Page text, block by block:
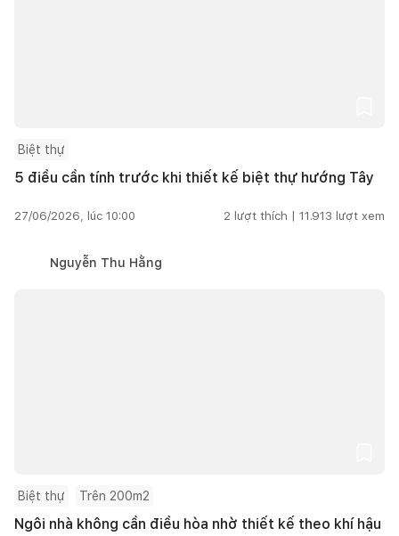
Biệt thự
5 điều cần tính trước khi thiết kế biệt thự hướng Tây
27/06/2026, lúc 10:00 2 lượt thích | 11.913 lượt xem
Nguyễn Thu Hằng
Biệt thự Trên 200m2
Ngôi nhà không cần điều hòa nhờ thiết kế theo khí hậu